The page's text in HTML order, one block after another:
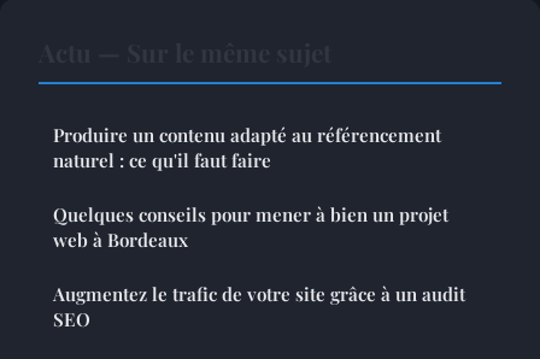
Produire un contenu adapté au référencement
naturel : ce qu'il faut faire
Quelques conseils pour mener à bien un projet
web à Bordeaux
Augmentez le trafic de votre site grâce à un audit
SEO